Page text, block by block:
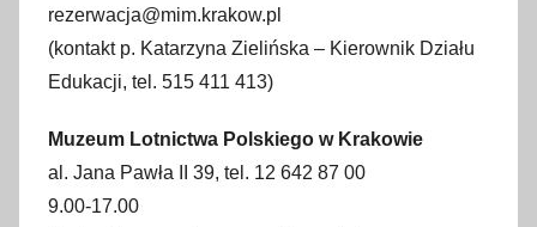
rezerwacja@mim.krakow.pl
(kontakt p. Katarzyna Zielińska – Kierownik Działu
Edukacji, tel. 515 411 413)
Muzeum Lotnictwa Polskiego w Krakowie
al. Jana Pawła II 39, tel. 12 642 87 00
9.00-17.00